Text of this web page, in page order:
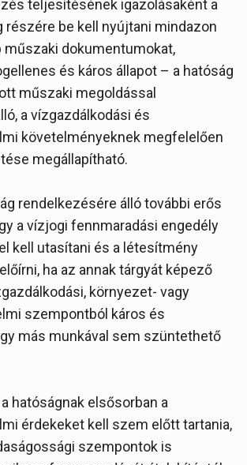
teljesítésének igazolásaként a
részére be kell nyújtani mindazon
műszaki dokumentumokat,
és káros állapot – a hatóság
műszaki megoldással
a vízgazdálkodási és
követelményeknek megfelelően
megállapítható.
rendelkezésére álló további erős
a vízjogi fennmaradási engedély
kell utasítani és a létesítmény
ha az annak tárgyát képező
környezet- vagy
szempontból káros és
más munkával sem szüntethető
hatóságnak elsősorban a
érdekeket kell szem előtt tartania,
szempontok is